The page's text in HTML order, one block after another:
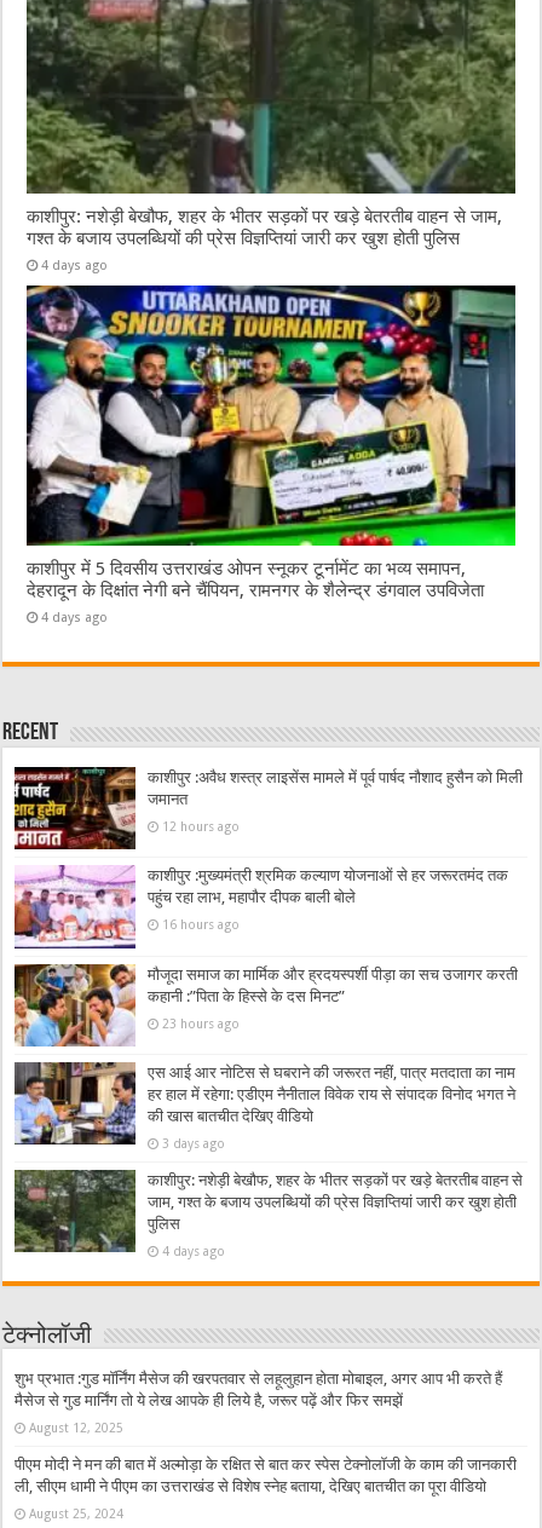
काशीपुर: नशेड़ी बेखौफ, शहर के भीतर सड़कों पर खड़े बेतरतीब वाहन से जाम,
गश्त के बजाय उपलब्धियों की प्रेस विज्ञप्तियां जारी कर खुश होती पुलिस
4 days ago
काशीपुर में 5 दिवसीय उत्तराखंड ओपन स्नूकर टूर्नामेंट का भव्य समापन,
देहरादून के दिक्षांत नेगी बने चैंपियन, रामनगर के शैलेन्द्र डंगवाल उपविजेता
4 days ago
Recent
काशीपुर :अवैध शस्त्र लाइसेंस मामले में पूर्व पार्षद नौशाद हुसैन को मिली
जमानत
12 hours ago
काशीपुर :मुख्यमंत्री श्रमिक कल्याण योजनाओं से हर जरूरतमंद तक
पहुंच रहा लाभ, महापौर दीपक बाली बोले
16 hours ago
मौजूदा समाज का मार्मिक और ह्रदयस्पर्शी पीड़ा का सच उजागर करती
कहानी :”पिता के हिस्से के दस मिनट”
23 hours ago
एस आई आर नोटिस से घबराने की जरूरत नहीं, पात्र मतदाता का नाम
हर हाल में रहेगा: एडीएम नैनीताल विवेक राय से संपादक विनोद भगत ने
की खास बातचीत देखिए वीडियो
3 days ago
काशीपुर: नशेड़ी बेखौफ, शहर के भीतर सड़कों पर खड़े बेतरतीब वाहन से
जाम, गश्त के बजाय उपलब्धियों की प्रेस विज्ञप्तियां जारी कर खुश होती
पुलिस
4 days ago
टेक्नोलॉजी
शुभ प्रभात :गुड मॉर्निंग मैसेज की खरपतवार से लहूलुहान होता मोबाइल, अगर आप भी करते हैं
मैसेज से गुड मार्निंग तो ये लेख आपके ही लिये है, जरूर पढ़ें और फिर समझें
August 12, 2025
पीएम मोदी ने मन की बात में अल्मोड़ा के रक्षित से बात कर स्पेस टेक्नोलॉजी के काम की जानकारी
ली, सीएम धामी ने पीएम का उत्तराखंड से विशेष स्नेह बताया, देखिए बातचीत का पूरा वीडियो
August 25, 2024